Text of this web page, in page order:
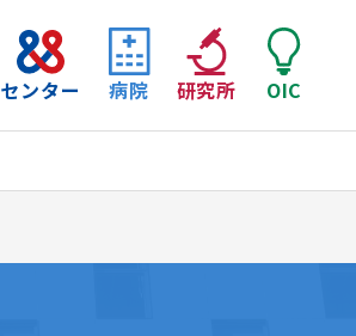
センター 病院 研究所 OIC